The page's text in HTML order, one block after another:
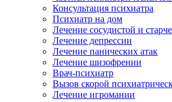
Консультация психиатра
Психиатр на дом
Лечение сосудистой и
Лечение депрессии
Лечение панических атак
Лечение шизофрении
Врач-психиатр
Вызов скорой
Лечение игромании